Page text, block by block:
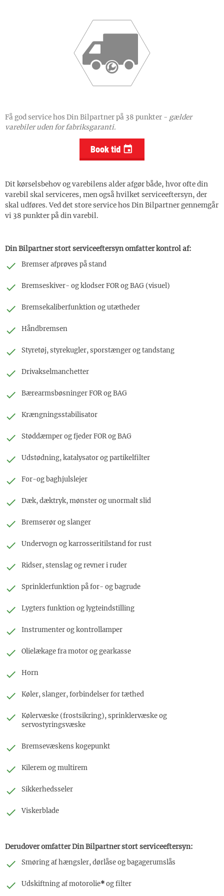
Få god service hos Din Bilpartner på 38 punkter - gælder
varebiler uden for fabriksgaranti.
Book tid 
Dit kørselsbehov og varebilens alder afgør både, hvor ofte din
varebil skal serviceres, men også hvilket serviceeftersyn, der
skal udføres. Ved det store service hos Din Bilpartner gennemgår
vi 38 punkter på din varebil.
Din Bilpartner stort serviceeftersyn omfatter kontrol af:
Bremser afprøves på stand
Bremseskiver- og klodser FOR og BAG (visuel)
Bremsekaliberfunktion og utætheder
Håndbremsen
Styretøj, styrekugler, sporstænger og tandstang
Drivakselmanchetter
Bærearmsbøsninger FOR og BAG
Krængningsstabilisator
Støddæmper og fjeder FOR og BAG
Udstødning, katalysator og partikelfilter
For-og baghjulslejer
Dæk, dæktryk, mønster og unormalt slid
Bremserør og slanger
Undervogn og karrosseritilstand for rust
Ridser, stenslag og revner i ruder
Sprinklerfunktion på for- og bagrude
Lygters funktion og lygteindstilling
Instrumenter og kontrollamper
Olielækage fra motor og gearkasse
Horn
Køler, slanger, forbindelser for tæthed
Kølervæske (frostsikring), sprinklervæske og
servostyringsvæske
Bremsevæskens kogepunkt
Kilerem og multirem
Sikkerhedsseler
Viskerblade
Derudover omfatter Din Bilpartner stort serviceeftersyn:
Smøring af hængsler, dørlåse og bagagerumslås
Udskiftning af motorolie*og filter